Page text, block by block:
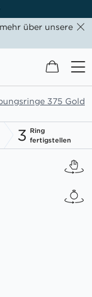
über unsere
Mein
375 Gold
3 Ring
fertigstellen